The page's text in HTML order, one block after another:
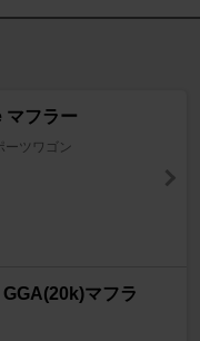
マフラー
ーツワゴン
GGA(20k)マフラ